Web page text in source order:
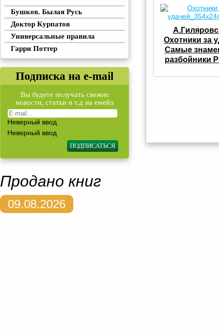
Бушков. Былая Русь
Доктор Курпатов
Универсальные правила
Гарри Поттер
Подписка на e-mail
Вы будете получать свежие
новости, статьи и т.д на емейл
Неверный ввод
Неверный ввод
Охотники за
Самые
разбойники
Продано книг
09.08.2026